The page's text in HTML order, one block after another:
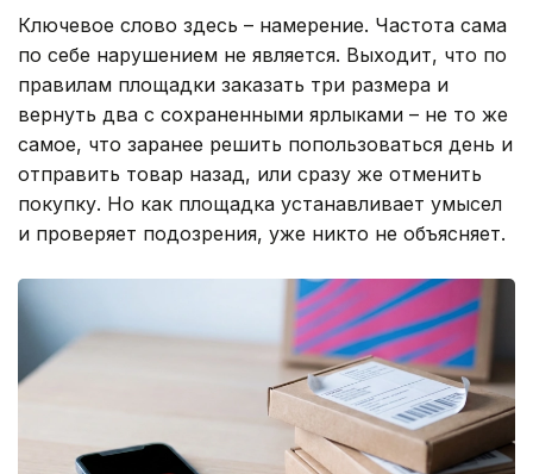
Ключевое слово здесь – намерение. Частота сама
по себе нарушением не является. Выходит, что по
правилам площадки заказать три размера и
вернуть два с сохраненными ярлыками – не то же
самое, что заранее решить попользоваться день и
отправить товар назад, или сразу же отменить
покупку. Но как площадка устанавливает умысел
и проверяет подозрения, уже никто не объясняет.